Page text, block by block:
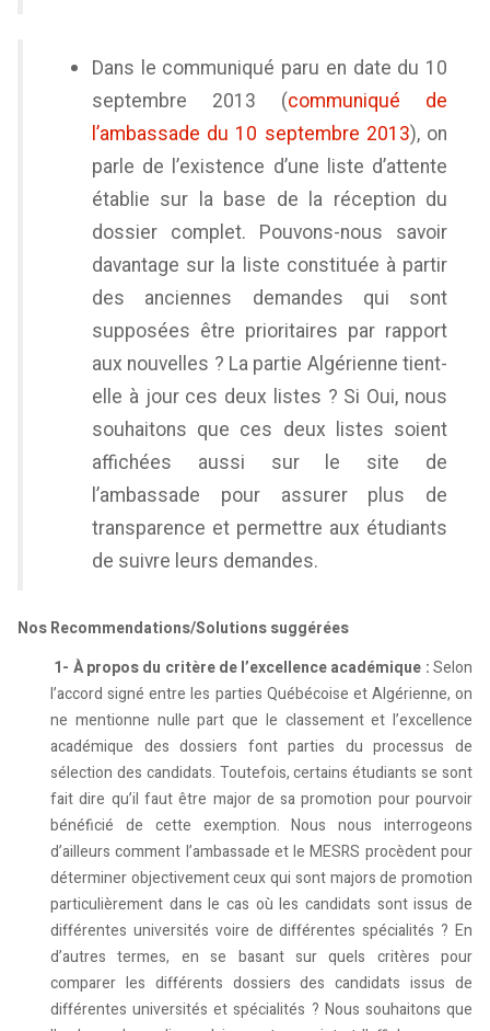
Dans le communiqué paru en date du 10
septembre 2013 (communiqué de
l’ambassade du 10 septembre 2013), on
parle de l’existence d’une liste d’attente
établie sur la base de la réception du
dossier complet. Pouvons-nous savoir
davantage sur la liste constituée à partir
des anciennes demandes qui sont
supposées être prioritaires par rapport
aux nouvelles ? La partie Algérienne tient-
elle à jour ces deux listes ? Si Oui, nous
souhaitons que ces deux listes soient
affichées aussi sur le site de
l’ambassade pour assurer plus de
transparence et permettre aux étudiants
de suivre leurs demandes.
Nos Recommendations/Solutions suggérées
1- À propos du critère de l’excellence académique :Selon
l’accord signé entre les parties Québécoise et Algérienne, on
ne mentionne nulle part que le classement et l’excellence
académique des dossiers font parties du processus de
sélection des candidats. Toutefois, certains étudiants se sont
fait dire qu’il faut être major de sa promotion pour pourvoir
bénéficié de cette exemption. Nous nous interrogeons
d’ailleurs comment l’ambassade et le MESRS procèdent pour
déterminer objectivement ceux qui sont majors de promotion
particulièrement dans le cas où les candidats sont issus de
différentes universités voire de différentes spécialités ? En
d’autres termes, en se basant sur quels critères pour
comparer les différents dossiers des candidats issus de
différentes universités et spécialités ? Nous souhaitons que